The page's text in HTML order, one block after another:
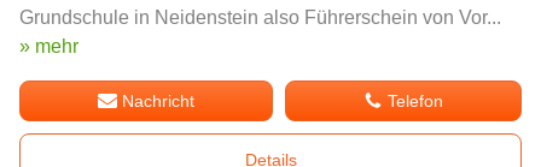
Grundschule in Neidenstein also Führerschein von Vor...
» mehr
Nachricht Telefon
Details